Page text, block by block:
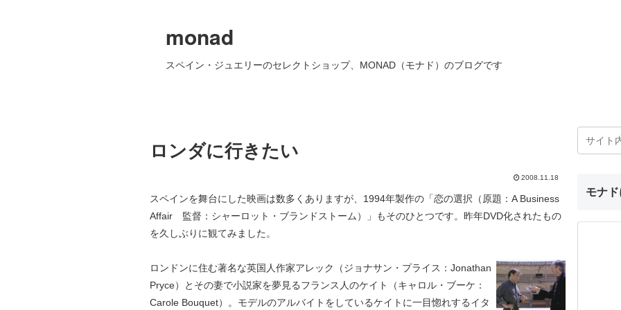
monad
スペイン・ジュエリーのセレクトショップ、MONAD（モナド）のブログです
ロンダに行きたい
2008.11.18
スペインを舞台にした映画は数多くありますが、1994年製作の「恋の選択（原題：A Business
Affair 監督：シャーロット・ブランドストーム）」もそのひとつです。昨年DVD化されたもの
を久しぶりに観てみました。
ロンドンに住む著名な英国人作家アレック（ジョナサン・プライス：Jonathan
Pryce）とその妻で小説家を夢見るフランス人のケイト（キャロル・ブーケ：
Carole Bouquet）。モデルのアルバイトをしているケイトに一目惚れするイタ
モナ